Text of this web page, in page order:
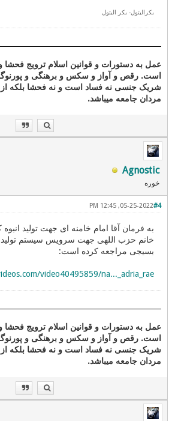
بکرالبتول- بکر البتول
عمل به دستورات و قوانین اسلام ترویج
است. رقص و آواز و سکس و برهنگی و
شریک جنسی نه فساد است و نه فحشا بلکه
مردان جامعه میباشد.
Agnostic
خوره
#4
05-25-2022, 12:45 PM
به فرمان آقا امام خامنه ای جهت تولید
خانم حزب اللهی جهت سرویس سیستم تولید
بسیجی مراجعه کرده است:
video40495859/na..._adria_rae
عمل به دستورات و قوانین اسلام ترویج
است. رقص و آواز و سکس و برهنگی و
شریک جنسی نه فساد است و نه فحشا بلکه
مردان جامعه میباشد.